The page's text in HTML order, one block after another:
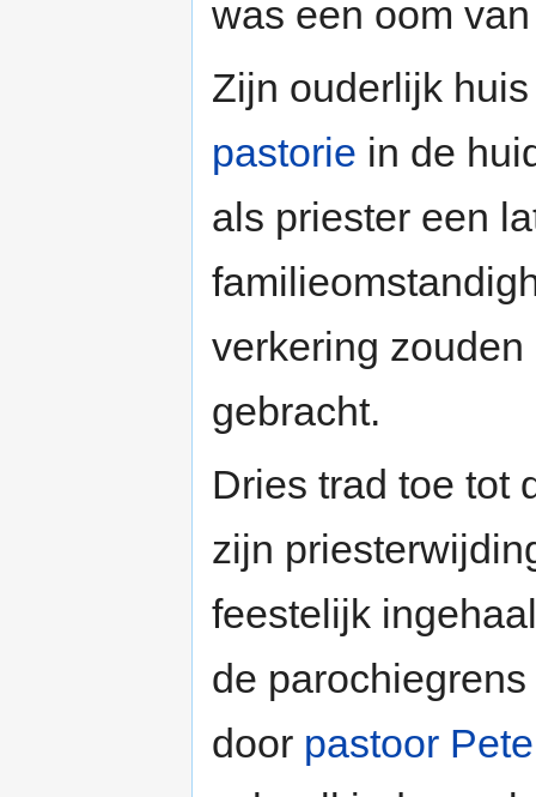
was een oom
Zijn ouderlijk
pastorie in de
als priester een
verkering
gebracht.
Dries trad toe tot
zijn
feestelijk
de
door pastoor